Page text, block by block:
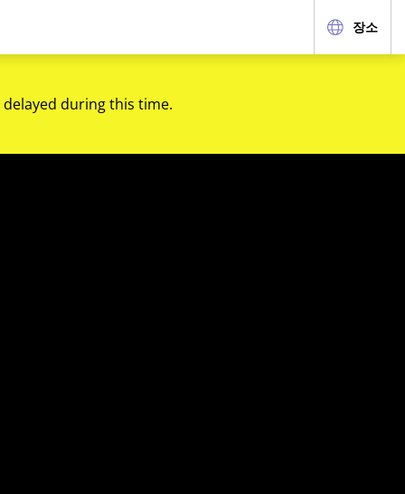
장소
during this time.